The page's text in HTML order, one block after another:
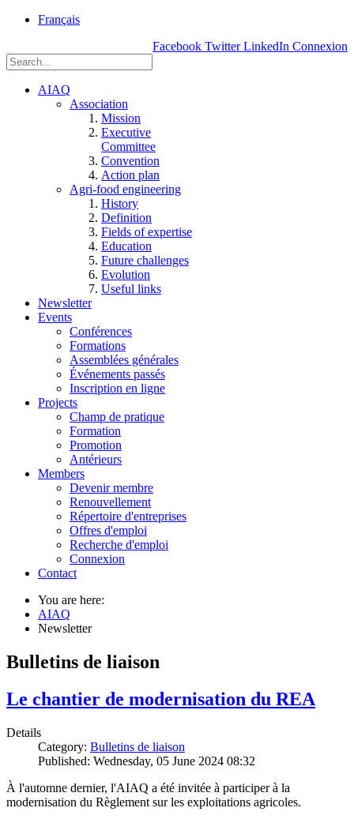
Français
Facebook Twitter LinkedIn Connexion
AIAQ
Association
Mission
Executive
Committee
Convention
Action plan
Agri-food engineering
History
Definition
Fields of expertise
Education
Future challenges
Evolution
Useful links
Newsletter
Events
Conférences
Formations
Assemblées générales
Événements passés
Inscription en ligne
Projects
Champ de pratique
Formation
Promotion
Antérieurs
Members
Devenir membre
Renouvellement
Répertoire d'entreprises
Offres d'emploi
Recherche d'emploi
Connexion
Contact
You are here:
AIAQ
Newsletter
Bulletins de liaison
Le chantier de modernisation du REA
Details
Category: Bulletins de liaison
Published: Wednesday, 05 June 2024 08:32
À l'automne dernier, l'AIAQ a été invitée à participer à la
modernisation du Règlement sur les exploitations agricoles.
Einstein, Québec
G1P